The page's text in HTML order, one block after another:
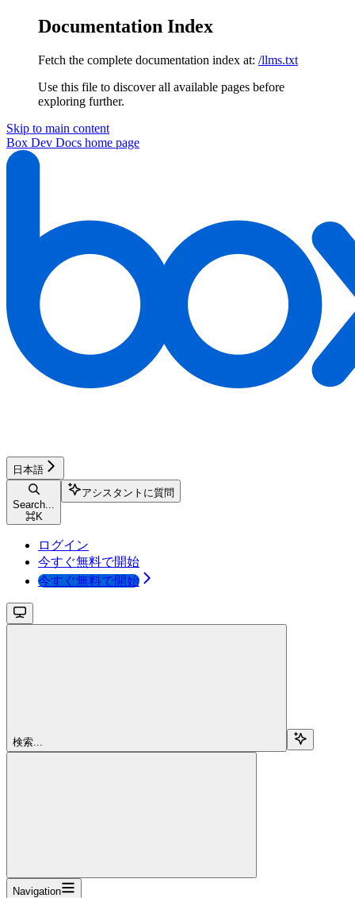
Documentation Index
Fetch the complete documentation index at: /llms.txt
Use this file to discover all available pages before
exploring further.
Skip to main content
Box Dev Docs home page
日本語
Search...
⌘K
アシスタントに質問
ログイン
今すぐ無料で開始
今すぐ無料で開始
検索...
Navigation